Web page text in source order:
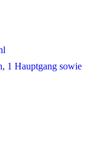
1 Hauptgang sowie